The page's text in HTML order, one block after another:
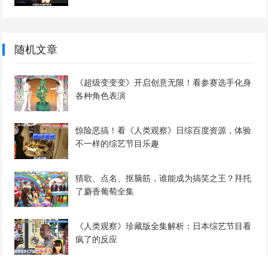
随机文章
《超级变变变》开启创意无限！看参赛选手化身
各种角色表演
惊险恶搞！看《人类观察》日综百度资源，体验
不一样的综艺节目乐趣
猜歌、点名、抠脑筋，谁能成为搞笑之王？拜托
了麝香葡萄全集
《人类观察》珍藏版全集解析：日本综艺节目看
疯了的反应